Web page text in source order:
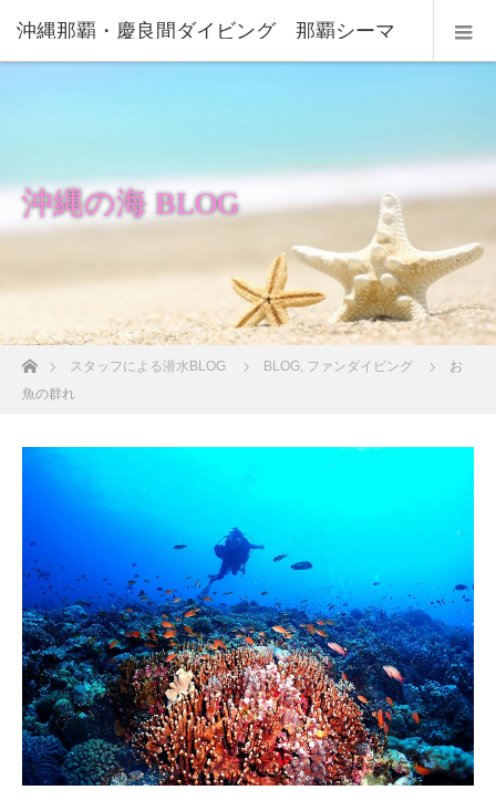
沖縄那覇・慶良間ダイビング 那覇シーマ
沖縄の海 BLOG
ホームスタッフによる潜水BLOG BLOG, ファンダイビング
お
魚の群れ